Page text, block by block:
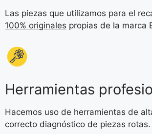
Las piezas que utilizamos para el
100% originales propias de la marca
Herramientas
Hacemos uso de herramientas de
correcto diagnóstico de piezas rotas.